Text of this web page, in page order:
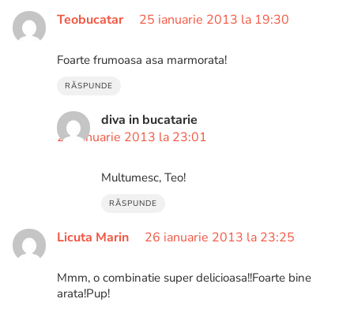
Teobucatar 25 ianuarie 2013 la 19:30
Foarte frumoasa asa marmorata!
RĂSPUNDE
diva in bucatarie
27 ianuarie 2013 la 23:01
Multumesc, Teo!
RĂSPUNDE
Licuta Marin 26 ianuarie 2013 la 23:25
Mmm, o combinatie super delicioasa!!Foarte bine
arata!Pup!